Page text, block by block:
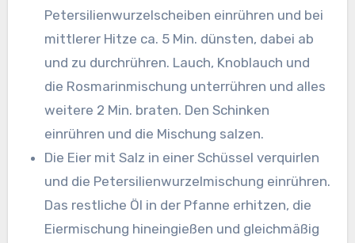
Petersilienwurzelscheiben einrühren und bei
mittlerer Hitze ca. 5 Min. dünsten, dabei ab
und zu durchrühren. Lauch, Knoblauch und
die Rosmarinmischung unterrühren und alles
weitere 2 Min. braten. Den Schinken
einrühren und die Mischung salzen.
Die Eier mit Salz in einer Schüssel verquirlen
und die Petersilienwurzelmischung einrühren.
Das restliche Öl in der Pfanne erhitzen, die
Eiermischung hineingießen und gleichmäßig